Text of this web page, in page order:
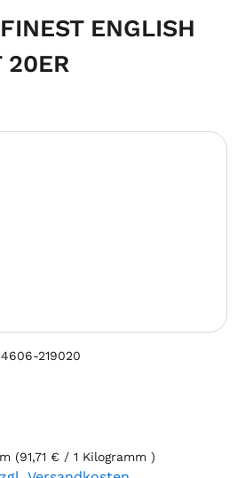
ENGLISH
20ER
219020
(91,71 € / 1 Kilogramm )